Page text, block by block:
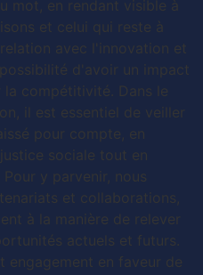
mot, en rendant visible à
et celui qui reste à
avec l'innovation et
d'avoir un impact
compétitivité. Dans le
il est essentiel de veiller
pour compte, en
sociale tout en
y parvenir, nous
et collaborations,
à la manière de relever
actuels et futurs.
engagement en faveur de